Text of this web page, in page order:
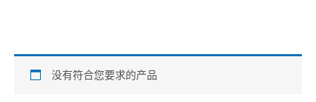
没有符合您要求的产品